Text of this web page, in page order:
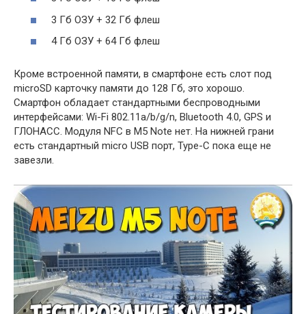
3 Гб ОЗУ + 32 Гб флеш
4 Гб ОЗУ + 64 Гб флеш
Кроме встроенной памяти, в смартфоне есть слот под
microSD карточку памяти до 128 Гб, это хорошо.
Смартфон обладает стандартными беспроводными
интерфейсами: Wi-Fi 802.11a/b/g/n, Bluetooth 4.0, GPS и
ГЛОНАСС. Модуля NFC в M5 Note нет. На нижней грани
есть стандартный micro USB порт, Type-C пока еще не
завезли.